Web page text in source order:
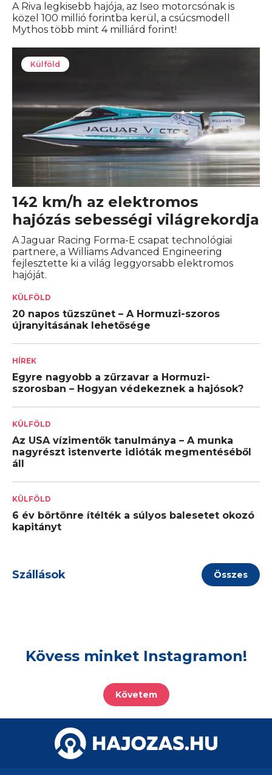
A Riva legkisebb hajója, az Iseo motorcsónak is
közel 100 millió forintba kerül, a csúcsmodell
Mythos több mint 4 milliárd forint!
Külföld
142 km/h az elektromos
hajózás sebességi világrekordja
A Jaguar Racing Forma-E csapat technológiai
partnere, a Williams Advanced Engineering
fejlesztette ki a világ leggyorsabb elektromos
hajóját.
KÜLFÖLD
20 napos tűzszünet – A Hormuzi-szoros
újranyitásának lehetősége
HÍREK
Egyre nagyobb a zűrzavar a Hormuzi-
szorosban – Hogyan védekeznek a hajósok?
KÜLFÖLD
Az USA vízimentők tanulmánya – A munka
nagyrészt istenverte idióták megmentéséből
áll
KÜLFÖLD
6 év börtönre ítélték a súlyos balesetet okozó
kapitányt
Szállások Összes
Kövess minket Instagramon!
Követem